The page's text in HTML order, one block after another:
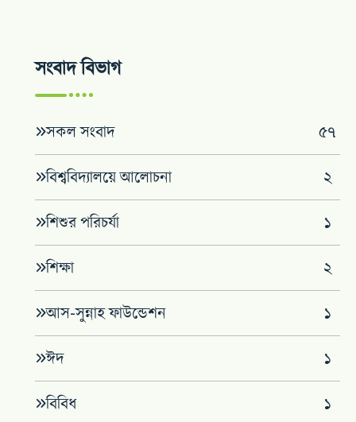
সংবাদ বিভাগ
সকল সংবাদ ৫৭
বিশ্ববিদ্যালয়ে আলোচনা ২
শিশুর পরিচর্যা ১
শিক্ষা ২
আস-সুন্নাহ ফাউন্ডেশন ১
ঈদ ১
বিবিধ ১